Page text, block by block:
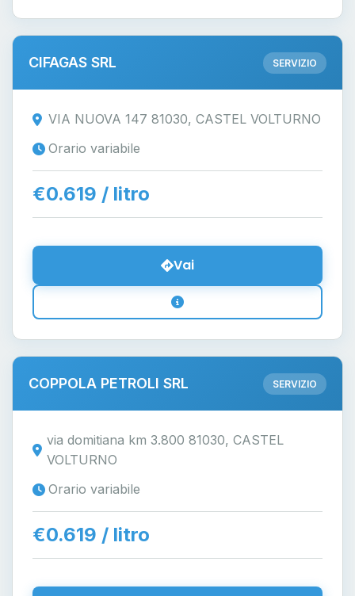
CIFAGAS SRL SERVIZIO
VIA NUOVA 147 81030, CASTEL VOLTURNO
Orario variabile
€0.619 / litro
Vai
COPPOLA PETROLI SRL SERVIZIO
via domitiana km 3.800 81030, CASTEL
VOLTURNO
Orario variabile
€0.619 / litro